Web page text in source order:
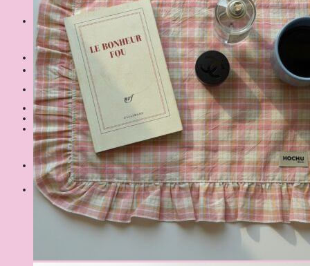
Шукати:
Ви не додали жодного товару до своїх бажань.
Немає товарів у кошику.
♥
Ви не додали жодного товару до своїх бажань.
Шукати:
Кошик
Немає товарів у кошику.